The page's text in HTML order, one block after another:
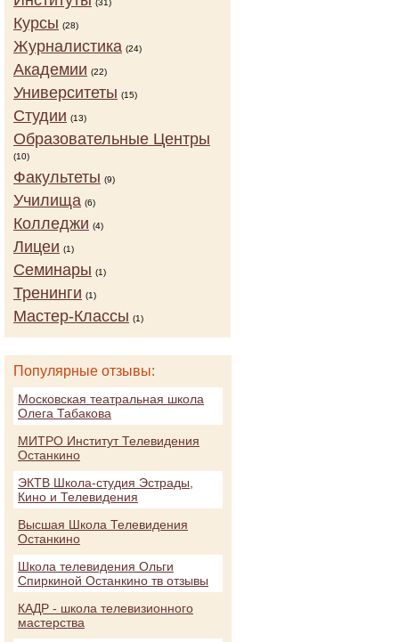
(31)
Курсы (28)
Журналистика (24)
Академии (22)
Университеты (15)
Студии (13)
Образовательные Центры
(10)
Факультеты (9)
Училища (6)
Колледжи (4)
Лицеи (1)
Семинары (1)
Тренинги (1)
Мастер-Классы (1)
Популярные отзывы:
Московская театральная школа
Олега Табакова
МИТРО Институт Телевидения
Останкино
ЭКТВ Школа-студия Эстрады,
Кино и Телевидения
Высшая Школа Телевидения
Останкино
Школа телевидения Ольги
Спиркиной Останкино тв отзывы
КАДР - школа телевизионного
мастерства